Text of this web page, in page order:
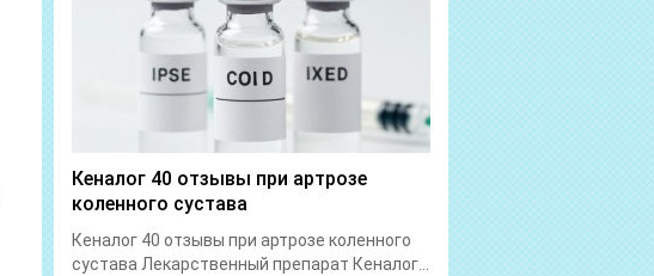
Кеналог 40 отзывы при артрозе
коленного сустава
Кеналог 40 отзывы при артрозе коленного
сустава Лекарственный препарат Кеналог...